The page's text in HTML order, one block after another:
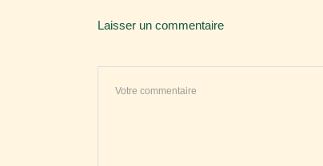
Laisser un commentaire